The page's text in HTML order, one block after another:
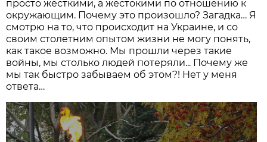
просто жёсткими, а жестокими по отношению к
окружающим. Почему это произошло? Загадка… Я
смотрю на то, что происходит на Украине, и со
своим столетним опытом жизни не могу понять,
как такое возможно. Мы прошли через такие
войны, мы столько людей потеряли... Почему же
мы так быстро забываем об этом?! Нет у меня
ответа…